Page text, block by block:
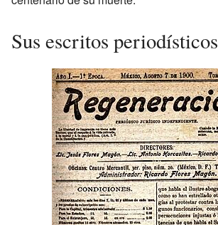
Sus escritos periodísticos